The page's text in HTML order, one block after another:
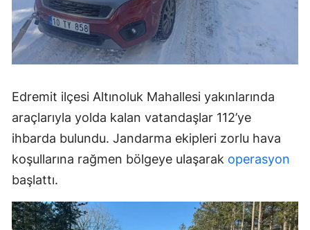
Edremit ilçesi Altınoluk Mahallesi yakınlarında
araçlarıyla yolda kalan vatandaşlar 112’ye
ihbarda bulundu. Jandarma ekipleri zorlu hava
koşullarına rağmen bölgeye ulaşarak operasyon
başlattı.